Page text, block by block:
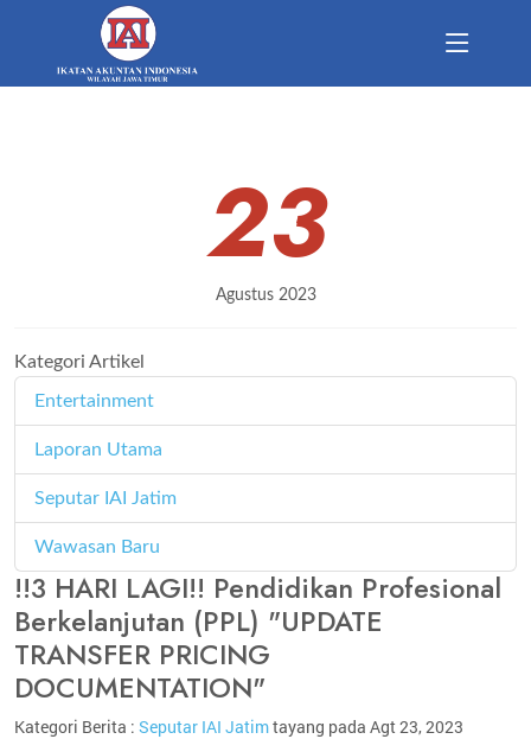
23
Agustus 2023
Kategori Artikel
Entertainment
Laporan Utama
Seputar IAI Jatim
Wawasan Baru
!!3 HARI LAGI!! Pendidikan Profesional
Berkelanjutan (PPL) "UPDATE
TRANSFER PRICING
DOCUMENTATION"
Kategori Berita : Seputar IAI Jatimtayang pada Agt 23, 2023